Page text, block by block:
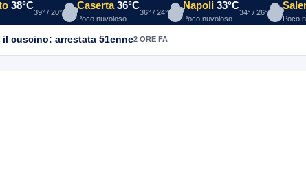
38°C
39° / 20°
Caserta 36°C
Poco nuvoloso
36° / 24°
Napoli 33°C
Poco nuvoloso
34° / 26°
Poco
possiamo mettere una toppa alla mancanza di rispetto”